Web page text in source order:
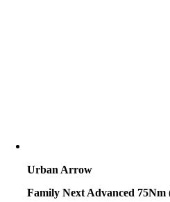
Urban Arrow
Family Next Advanced